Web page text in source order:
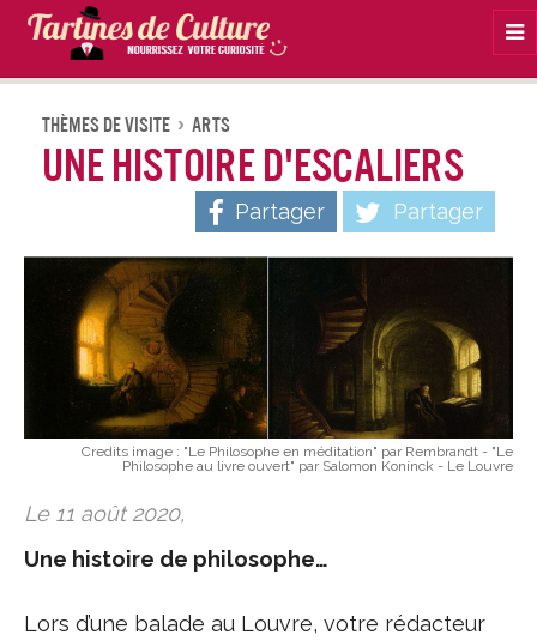
Thèmes De Visite Arts
Une histoire d'escaliers
Partager Partager
Credits image : "Le Philosophe en méditation" par Rembrandt - "Le
Philosophe au livre ouvert" par Salomon Koninck - Le Louvre
Le 11 août 2020,
Une histoire de philosophe…
Lors d’une balade au Louvre, votre rédacteur